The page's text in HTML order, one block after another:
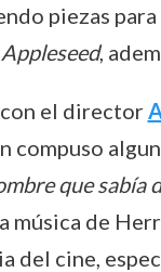
piezas
,
el director
compuso
que sabía
música de
del cine,